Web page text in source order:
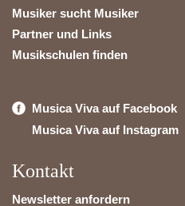
Musiker sucht Musiker
Partner und Links
Musikschulen finden
Musica Viva auf Facebook
Musica Viva auf Instagram
Kontakt
Newsletter anfordern